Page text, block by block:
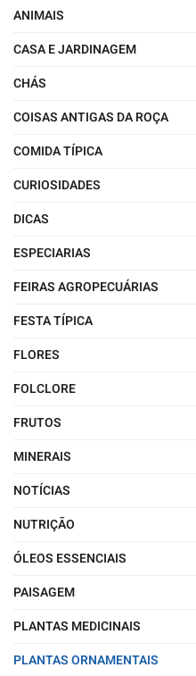
ANIMAIS
CASA E JARDINAGEM
CHÁS
COISAS ANTIGAS DA ROÇA
COMIDA TÍPICA
CURIOSIDADES
DICAS
ESPECIARIAS
FEIRAS AGROPECUÁRIAS
FESTA TÍPICA
FLORES
FOLCLORE
FRUTOS
MINERAIS
NOTÍCIAS
NUTRIÇÃO
ÓLEOS ESSENCIAIS
PAISAGEM
PLANTAS MEDICINAIS
PLANTAS ORNAMENTAIS